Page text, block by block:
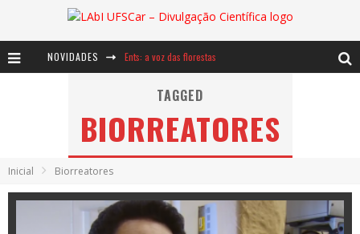
NOVIDADES Ents: a voz das florestas
Notáveis: Bertha Lutz
Baú de Histórias - A jamais imaginada aventura com os moinhos de vento
TAGGED
BIORREATORES
Inicial Biorreatores